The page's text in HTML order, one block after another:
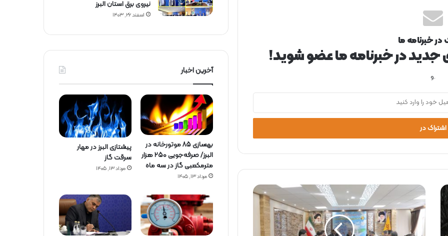
در خبرنامه ما
جدید در خبرنامه ما عضو شوید!
.و
ب
ر
گ
ز
نیروی برق استان البرز
اسفند ۲۶, ۱۴۰۳
آخرین اخبار
بهسازی ۸۵ موتورخانه در
البرز/ صرفه‌جویی ۲۵۰ هزار
مترمکعبی گاز در سه ماه
مرداد ۱۳, ۱۴۰۵
پیشتازی البرز در مهار
سرقت گاز
مرداد ۱۳, ۱۴۰۵